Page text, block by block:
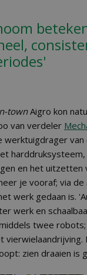
townAigro kon
van verdeler
werktuigdrager
en het uitzetten
je vooraf; via
werk gedaan is.
werk en
twee
vierwielaandrijving.
zien draaien is